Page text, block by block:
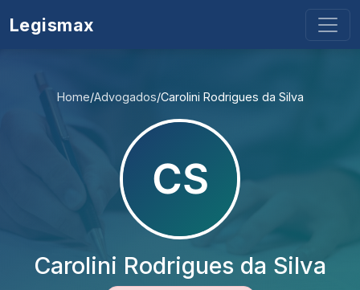
Legismax
Home/Advogados/Carolini Rodrigues da Silva
Carolini Rodrigues da Silva